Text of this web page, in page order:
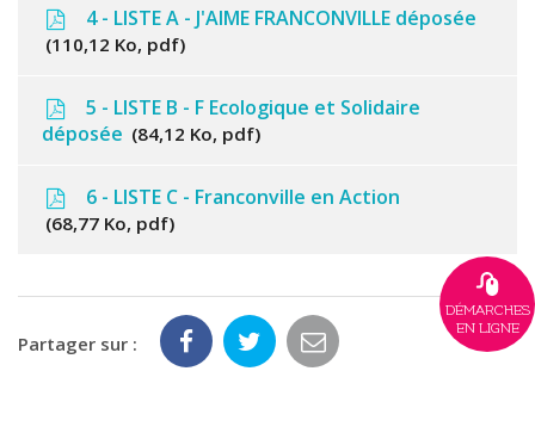
4 - LISTE A - J'AIME FRANCONVILLE déposée
110,12 Ko, pdf
5 - LISTE B - F Ecologique et Solidaire
déposée
84,12 Ko, pdf
6 - LISTE C - Franconville en Action
68,77 Ko, pdf
Partager sur :
DÉMARCHES
EN LIGNE